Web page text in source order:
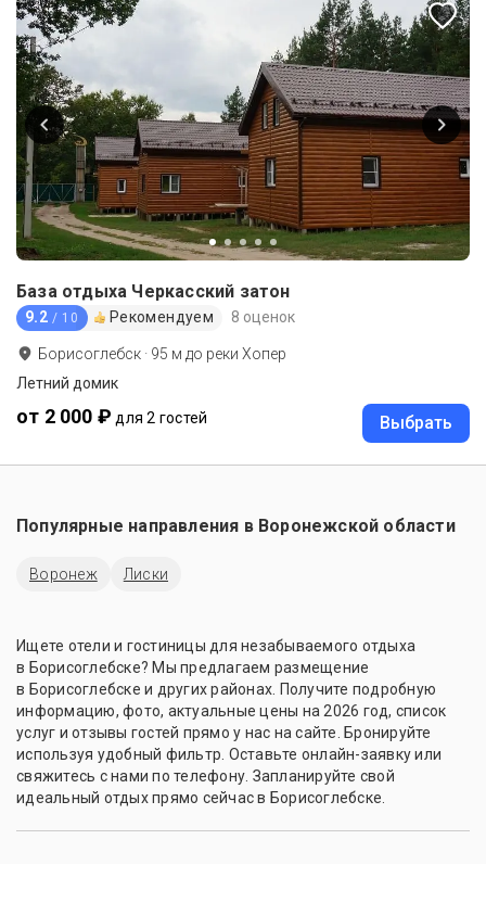
База отдыха Черкасский затон
9.2 / 10 Рекомендуем 8 оценок
Борисоглебск · 95 м до реки Хопер
Летний домик
от 2 000 ₽ для 2 гостей Выбрать
Популярные направления в Воронежской области
Воронеж Лиски
Ищете отели и гостиницы для незабываемого отдыха
в Борисоглебске? Мы предлагаем размещение
в Борисоглебске и других районах. Получите подробную
информацию, фото, актуальные цены на 2026 год, список
услуг и отзывы гостей прямо у нас на сайте. Бронируйте
используя удобный фильтр. Оставьте онлайн-заявку или
свяжитесь с нами по телефону. Запланируйте свой
идеальный отдых прямо сейчас в Борисоглебске.